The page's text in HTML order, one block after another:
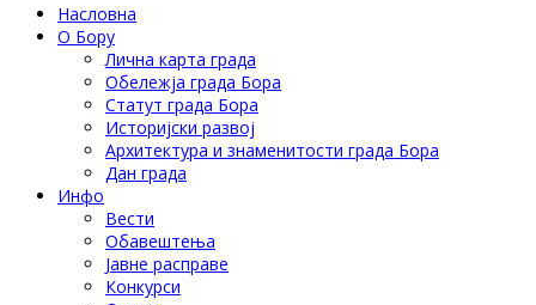
Насловна
О Бору
Лична карта града
Обележја града Бора
Статут града Бора
Историјски развој
Архитектура и знаменитости града Бора
Дан града
Инфо
Вести
Обавештења
Јавне расправе
Конкурси